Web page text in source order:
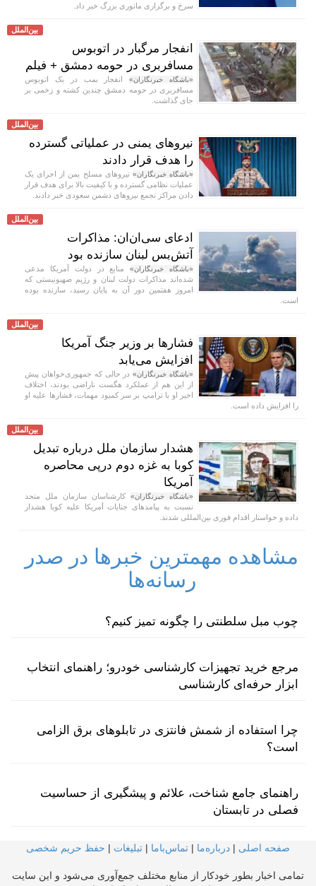
سرخ و برگزاری مانوری بزرگ خبر داد.
بین‌الملل
انفجار مرگبار در اتوبوس
مسافربری در حومه دمشق + فیلم
«باشگاه خبرنگاران»انفجار بمب در یک اتوبوس
مسافربری در حومه دمشق چندین کشته و زخمی بر
جای گذاشت.
بین‌الملل
نیرو‌های یمنی در عملیاتی گسترده
را هدف قرار دادند
«باشگاه خبرنگاران» نیرو‌های مسلح یمن از اجرای یک
عملیات نظامی گسترده و با کیفیت بالا برای هدف قرار
دادن مراکز تجمع نیرو‌های دشمن سعودی خبر دادند.
بین‌الملل
ادعای سی‌ان‌ان: مذاکرات
آتش‌بس لبنان سازنده بود
«باشگاه خبرنگاران»منابع در دولت آمریکا مدعی
شده‌اند مذاکرات دولت لبنان و رژیم صهیونیستی که
امروز هفتمین دور آن به پایان رسید، سازنده بوده
است.
بین‌الملل
فشار‌ها بر وزیر جنگ آمریکا
افزایش می‌یابد
«باشگاه خبرنگاران»در حالی که جمهوری‌خواهان پیش
از این هم از عملکرد هگست ناراضی بودند، اختلاف
اخیر او با ترامپ بر سر کمبود مهمات، فشار‌ها علیه او
را افزایش داده است.
بین‌الملل
هشدار سازمان ملل درباره تبدیل
کوبا به غزه دوم درپی محاصره
آمریکا
«باشگاه خبرنگاران» کارشناسان سازمان ملل متحد
نسبت به پیامد‌های جنایات آمریکا علیه کوبا هشدار
داده و خواستار اقدام فوری بین‌المللی شدند.
مشاهده مهمترین خبرها در صدر
رسانه‌ها
چوب مبل سلطنتی را چگونه تمیز کنیم؟
مرجع خرید تجهیزات کارشناسی خودرو؛ راهنمای انتخاب
ابزار حرفه‌ای کارشناسی
چرا استفاده از شمش فانتزی در تابلوهای برق الزامی
است؟
راهنمای جامع شناخت، علائم و پیشگیری از حساسیت
فصلی در تابستان
صفحه اصلی | درباره‌ما | تماس‌با‌ما | تبلیغات | حفظ حریم شخصی
تمامی اخبار بطور خودکار از منابع مختلف جمع‌آوری می‌شود و این سایت